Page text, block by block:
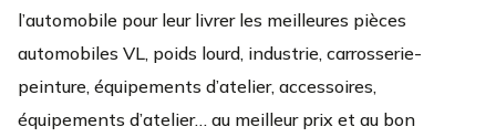
l’automobile pour leur livrer les meilleures pièces
automobiles VL, poids lourd, industrie, carrosserie-
peinture, équipements d’atelier, accessoires,
équipements d’atelier… au meilleur prix et au bon